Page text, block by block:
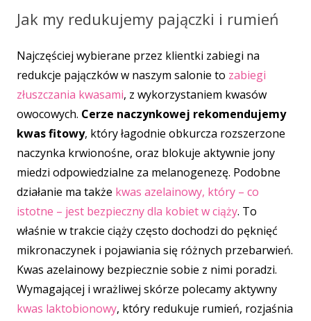
Jak my redukujemy pajączki i rumień
Najczęściej wybierane przez klientki zabiegi na
redukcje pajączków w naszym salonie to zabiegi
złuszczania kwasami, z wykorzystaniem kwasów
owocowych. Cerze naczynkowej rekomendujemy
kwas fitowy, który łagodnie obkurcza rozszerzone
naczynka krwionośne, oraz blokuje aktywnie jony
miedzi odpowiedzialne za melanogenezę. Podobne
działanie ma także kwas azelainowy, który – co
istotne – jest bezpieczny dla kobiet w ciąży. To
właśnie w trakcie ciąży często dochodzi do pęknięć
mikronaczynek i pojawiania się różnych przebarwień.
Kwas azelainowy bezpiecznie sobie z nimi poradzi.
Wymagającej i wrażliwej skórze polecamy aktywny
kwas laktobionowy, który redukuje rumień, rozjaśnia